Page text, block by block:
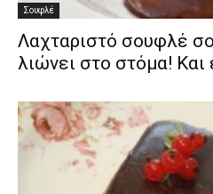
Σουφλέ
Λαχταριστό σουφλέ
λιώνει στο στόμα! Και